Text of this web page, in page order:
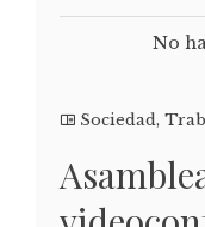
No
Sociedad,